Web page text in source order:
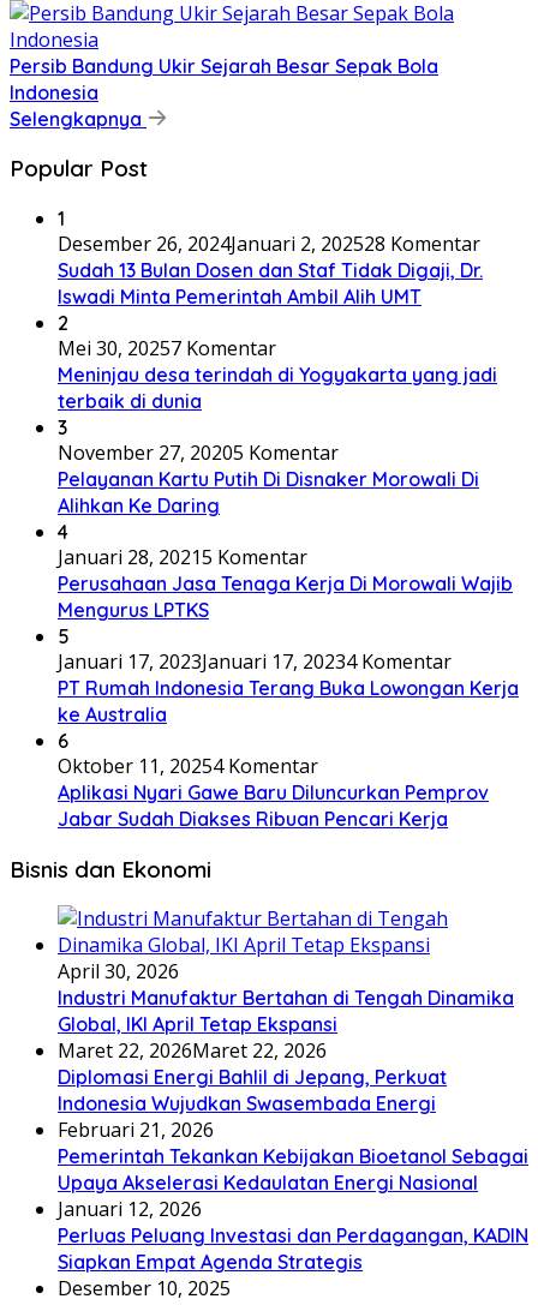
Persib Bandung Ukir Sejarah Besar Sepak Bola
Indonesia
Selengkapnya
Popular Post
1
Desember 26, 2024Januari 2, 202528 Komentar
Sudah 13 Bulan Dosen dan Staf Tidak Digaji, Dr.
Iswadi Minta Pemerintah Ambil Alih UMT
2
Mei 30, 20257 Komentar
Meninjau desa terindah di Yogyakarta yang jadi
terbaik di dunia
3
November 27, 20205 Komentar
Pelayanan Kartu Putih Di Disnaker Morowali Di
Alihkan Ke Daring
4
Januari 28, 20215 Komentar
Perusahaan Jasa Tenaga Kerja Di Morowali Wajib
Mengurus LPTKS
5
Januari 17, 2023Januari 17, 20234 Komentar
PT Rumah Indonesia Terang Buka Lowongan Kerja
ke Australia
6
Oktober 11, 20254 Komentar
Aplikasi Nyari Gawe Baru Diluncurkan Pemprov
Jabar Sudah Diakses Ribuan Pencari Kerja
Bisnis dan Ekonomi
April 30, 2026
Industri Manufaktur Bertahan di Tengah Dinamika
Global, IKI April Tetap Ekspansi
Maret 22, 2026Maret 22, 2026
Diplomasi Energi Bahlil di Jepang, Perkuat
Indonesia Wujudkan Swasembada Energi
Februari 21, 2026
Pemerintah Tekankan Kebijakan Bioetanol Sebagai
Upaya Akselerasi Kedaulatan Energi Nasional
Januari 12, 2026
Perluas Peluang Investasi dan Perdagangan, KADIN
Siapkan Empat Agenda Strategis
Desember 10, 2025